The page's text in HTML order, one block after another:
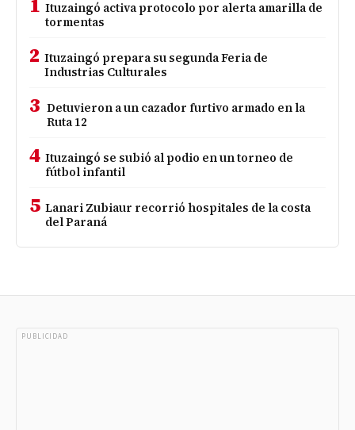
Ituzaingó activa protocolo por alerta amarilla de
tormentas
2 Ituzaingó prepara su segunda Feria de
Industrias Culturales
3 Detuvieron a un cazador furtivo armado en la
Ruta 12
4 Ituzaingó se subió al podio en un torneo de
fútbol infantil
5 Lanari Zubiaur recorrió hospitales de la costa
del Paraná
PUBLICIDAD